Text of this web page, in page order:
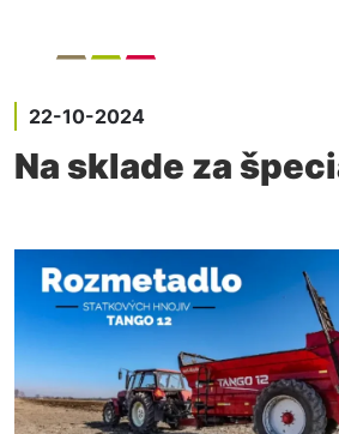
22-10-2024
Na sklade za